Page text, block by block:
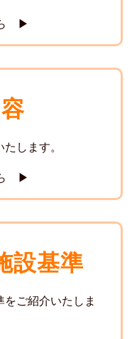
ら ▶
します。
ら ▶
設基準
をご紹介いたしま